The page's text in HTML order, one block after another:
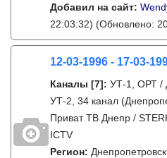
Добавил на сайт:
22:03:32) (Обновлено:
12-03-1996 - 17-03-
Каналы [7]: УТ-1, ОРТ /
УТ-2, 34 канал
Приват ТВ Днепр /
ICTV
Регион: Днепропетровск